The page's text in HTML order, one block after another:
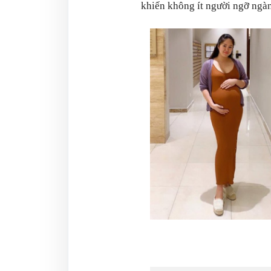
khiến không ít người ngỡ